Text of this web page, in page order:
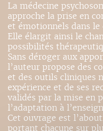
La médecine
approche la prise en
et émotionnels dans
Elle élargit ainsi le
possibilités
Sans déroger aux
l’auteur propose des
et des outils cliniques
expérience et de ses
validés par la mise en
l’adaptation à
Cet ouvrage est
portant chacune sur